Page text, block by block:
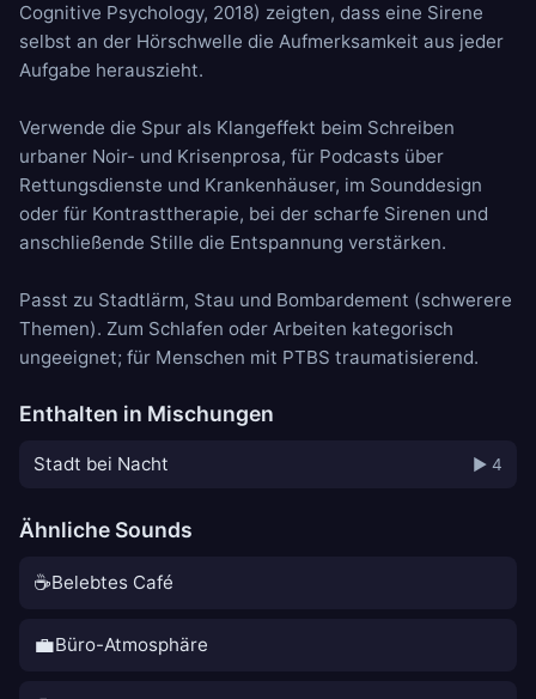
Cognitive Psychology, 2018) zeigten, dass eine Sirene
selbst an der Hörschwelle die Aufmerksamkeit aus jeder
Aufgabe herauszieht.
Verwende die Spur als Klangeffekt beim Schreiben
urbaner Noir- und Krisenprosa, für Podcasts über
Rettungsdienste und Krankenhäuser, im Sounddesign
oder für Kontrasttherapie, bei der scharfe Sirenen und
anschließende Stille die Entspannung verstärken.
Passt zu Stadtlärm, Stau und Bombardement (schwerere
Themen). Zum Schlafen oder Arbeiten kategorisch
ungeeignet; für Menschen mit PTBS traumatisierend.
Enthalten in Mischungen
Stadt bei Nacht ▶ 4
Ähnliche Sounds
☕Belebtes Café
💼Büro-Atmosphäre